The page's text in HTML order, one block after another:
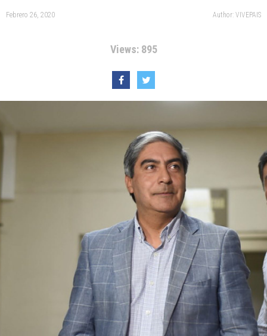
Febrero 26, 2020 Author: VIVEPAIS
Views: 895